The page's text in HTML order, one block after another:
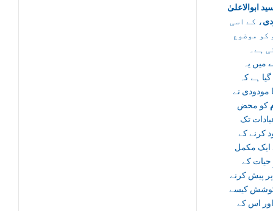
ابوالاعلیٰ
، کے اسی
کو موضوع
ہے۔
میں یہ
گیا ہے کہ
مودودی نے
کو محض
تک
کرنے کے
ایک مکمل
حیات کے
پیش کرنے
کیسے
اس کے